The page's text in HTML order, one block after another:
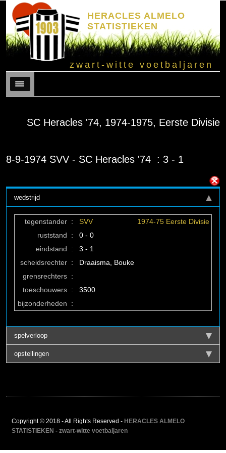
HERACLES ALMELO
STATISTIEKEN
zwart-witte voetbaljaren
Menu
SC Heracles '74, 1974-1975, Eerste Divisie
8-9-1974 SVV - SC Heracles '74 : 3 - 1
wedstrijd
tegenstander : SVV
1974-75 Eerste Divisie
ruststand
:
0 - 0
eindstand
:
3 - 1
scheidsrechter :
Draaisma, Bouke
grensrechters :
toeschouwers :
3500
bijzonderheden
:
spelverloop
opstellingen
Copyright © 2018 - All Rights Reserved - HERACLES ALMELO
STATISTIEKEN - zwart-witte voetbaljaren